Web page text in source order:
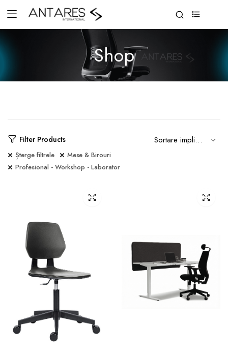
Shop
Filter Products
Șterge filtrele
Mese & Birouri
Profesional - Workshop - Laborator